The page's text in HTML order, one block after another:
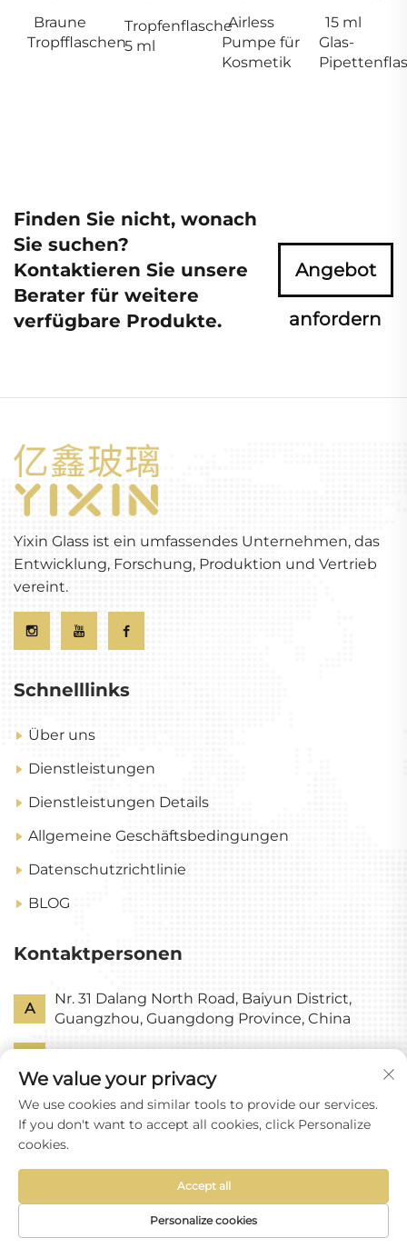
Braune
Tropfflaschen
Tropfenflasche
5 ml
Airless
Pumpe für
Kosmetik
15 ml
Glas-
Finden Sie nicht, wonach
Sie suchen?
Kontaktieren Sie unsere
Berater für weitere
verfügbare Produkte.
Angebot
anfordern
Yixin Glass ist ein umfassendes Unternehmen, das
Entwicklung, Forschung, Produktion und Vertrieb
vereint.
Schnelllinks
Über uns
Dienstleistungen
Dienstleistungen Details
Allgemeine Geschäftsbedingungen
Datenschutzrichtlinie
BLOG
Kontaktpersonen
A
Nr. 31 Dalang North Road, Baiyun District,
Guangzhou, Guangdong Province, China
E [email protected]
Urheberrecht © Guangzhou Yixin Glass Co., Ltd. Alle
Rechte vorbehalten
We value your privacy
We use cookies and similar tools to provide our services.
If you don't want to accept all cookies, click Personalize
cookies.
Personalize cookies
Accept all